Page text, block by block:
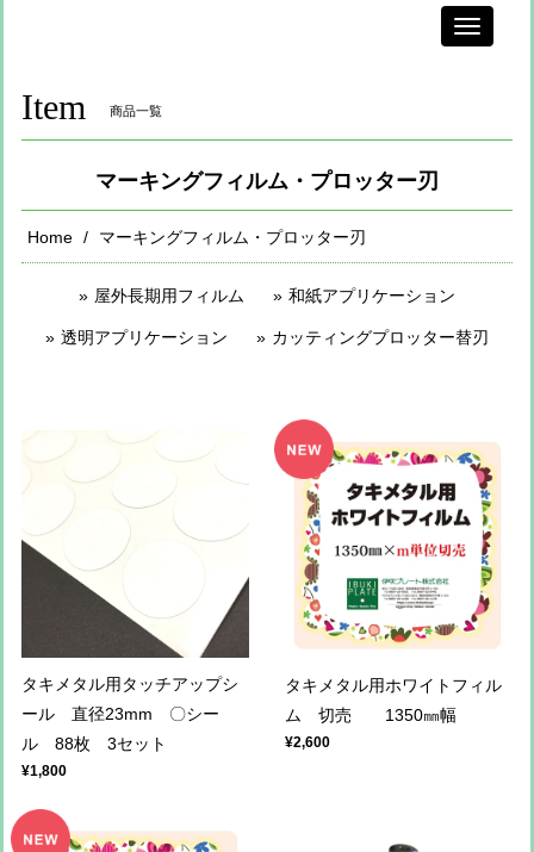
Toggle
Item 商品一覧
マーキングフィルム・プロッター刃
Home マーキングフィルム・プロッター刃
屋外長期用フィルム 和紙アプリケーション
透明アプリケーション カッティングプロッター替刃
タキメタル用タッチアップシ
ール 直径23mm 〇シー
ル 88枚 3セット
¥1,800
タキメタル用ホワイトフィル
ム 切売 1350㎜幅
¥2,600